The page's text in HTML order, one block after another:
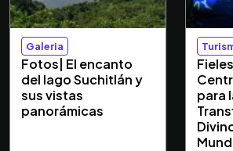
Galeria
Fotos| El encanto
del lago Suchitlán y
sus vistas
panorámicas
para